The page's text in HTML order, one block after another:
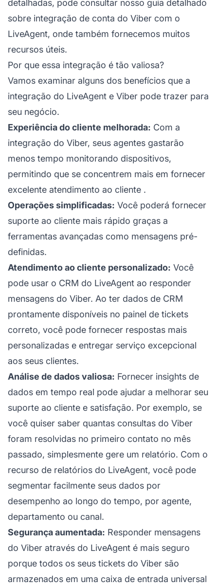
detalhadas, pode consultar nosso guia detalhado
sobre integração de conta do Viber com o
LiveAgent, onde também fornecemos muitos
recursos úteis.
Por que essa integração é tão valiosa?
Vamos examinar alguns dos benefícios que a
integração do LiveAgent e Viber pode trazer para
seu negócio.
Experiência do cliente melhorada: Com a
integração do Viber, seus agentes gastarão
menos tempo monitorando dispositivos,
permitindo que se concentrem mais em fornecer
excelente atendimento ao cliente .
Operações simplificadas: Você poderá fornecer
suporte ao cliente mais rápido graças a
ferramentas avançadas como mensagens pré-
definidas.
Atendimento ao cliente personalizado: Você
pode usar o CRM do LiveAgent ao responder
mensagens do Viber. Ao ter dados de CRM
prontamente disponíveis no painel de tickets
correto, você pode fornecer respostas mais
personalizadas e entregar serviço excepcional
aos seus clientes.
Análise de dados valiosa: Fornecer insights de
dados em tempo real pode ajudar a melhorar seu
suporte ao cliente e satisfação. Por exemplo, se
você quiser saber quantas consultas do Viber
foram resolvidas no primeiro contato no mês
passado, simplesmente gere um relatório. Com o
recurso de relatórios do LiveAgent, você pode
segmentar facilmente seus dados por
desempenho ao longo do tempo, por agente,
departamento ou canal.
Segurança aumentada: Responder mensagens
do Viber através do LiveAgent é mais seguro
porque todos os seus tickets do Viber são
armazenados em uma caixa de entrada universal